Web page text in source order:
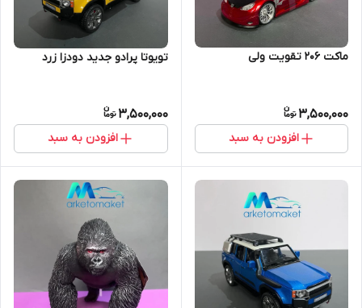
ماکت ۲۰۶ تقویت ولی
3,500,000
افزودن به سبد
تویوتا پرادو جدید دودزا زرد
3,500,000
افزودن به سبد